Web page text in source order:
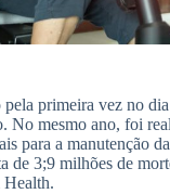
primeira vez no
No mesmo ano, foi
para a manutenção
de 3;9 milhões de
Health.